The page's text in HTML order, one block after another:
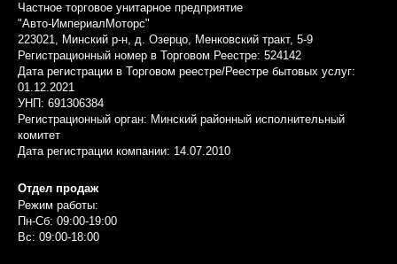
Частное торговое унитарное предприятие
"Авто-ИмпериалМоторс"
223021, Минский р-н, д. Озерцо, Менковский тракт, 5-9
Регистрационный номер в Торговом Реестре: 524142
Дата регистрации в Торговом реестре/Реестре бытовых услуг:
01.12.2021
УНП: 691306384
Регистрационный орган: Минский районный исполнительный
комитет
Дата регистрации компании: 14.07.2010
Отдел продаж
Режим работы:
Пн-Сб: 09:00-19:00
Вс: 09:00-18:00